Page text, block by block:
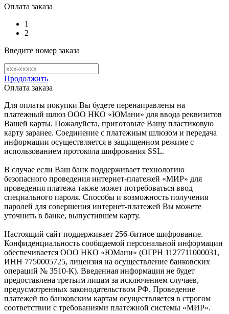
Оплата заказа
1
2
Введите номер заказа
Продолжить
Оплата заказа
Для оплаты покупки Вы будете перенаправлены на
платежный шлюз ООО НКО «ЮМани» для ввода реквизитов
Вашей карты. Пожалуйста, приготовьте Вашу пластиковую
карту заранее. Соединение с платежным шлюзом и передача
информации осуществляется в защищенном режиме с
использованием протокола шифрования SSL.
В случае если Ваш банк поддерживает технологию
безопасного проведения интернет-платежей «МИР» для
проведения платежа также может потребоваться ввод
специального пароля. Способы и возможность получения
паролей для совершения интернет-платежей Вы можете
уточнить в банке, выпустившем карту.
Настоящий сайт поддерживает 256-битное шифрование.
Конфиденциальность сообщаемой персональной информации
обеспечивается ООО НКО «ЮМани» (ОГРН 1127711000031,
ИНН 7750005725, лицензия на осуществление банковских
операций № 3510-К). Введенная информация не будет
предоставлена третьим лицам за исключением случаев,
предусмотренных законодательством РФ. Проведение
платежей по банковским картам осуществляется в строгом
соответствии с требованиями платежной системы «МИР».